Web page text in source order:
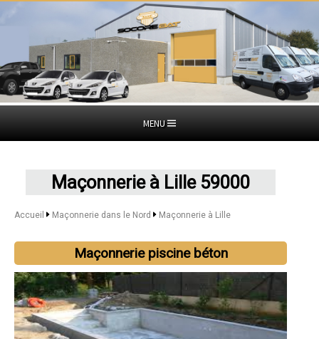
MENU
Maçonnerie à Lille 59000
Accueil Maçonnerie dans le Nord Maçonnerie à Lille
Maçonnerie piscine béton